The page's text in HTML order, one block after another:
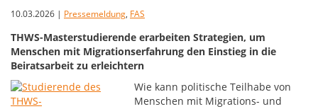
10.03.2026 | Pressemeldung, FAS
THWS-Masterstudierende erarbeiten Strategien, um
Menschen mit Migrationserfahrung den Einstieg in die
Beiratsarbeit zu erleichtern
Wie kann politische Teilhabe von
Menschen mit Migrations- und